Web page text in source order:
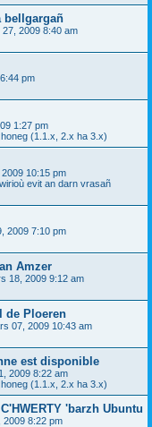
bellgargañ
27, 2009 8:40 am
pm
1:27 pm
(1.1.x, 2.x ha 3.x)
10:15 pm
evit an darn vrasañ
2009 7:10 pm
Amzer
18, 2009 9:12 am
de Ploeren
07, 2009 10:43 am
est disponible
2009 8:22 am
(1.1.x, 2.x ha 3.x)
'barzh Ubuntu
2009 8:22 pm